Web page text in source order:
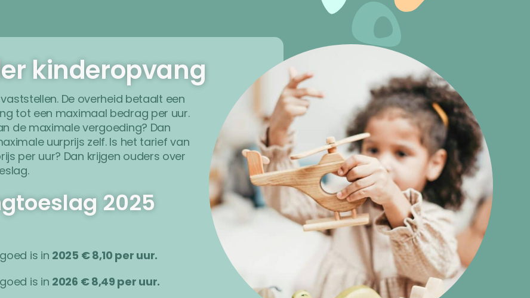
kinderopvang
De overheid betaalt een
tot een maximaal bedrag per uur.
de maximale vergoeding? Dan
uurprijs zelf. Is het tarief van
per uur? Dan krijgen ouders over
2025
is in 2025 € 8,10 per uur.
is in 2026 € 8,49 per uur.